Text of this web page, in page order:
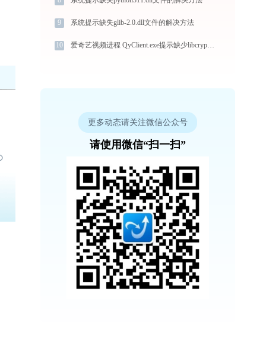
9 系统提示缺失glib-2.0.dll文件的解决方法
10 爱奇艺视频进程 QyClient.exe提示缺少libcrypto-1_1-x64.dll文件的解决办法
更多动态请关注微信公众号
请使用微信“扫一扫”